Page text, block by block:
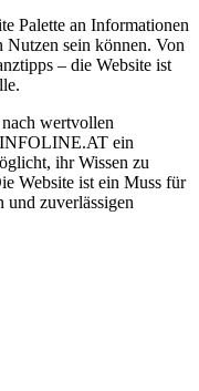
Palette an Informationen
Nutzen sein können. Von
– die Website ist
wertvollen
INFOLINE.AT ein
ihr Wissen zu
Website ist ein Muss für
und zuverlässigen